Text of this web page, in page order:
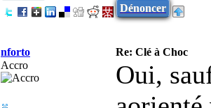
Dénoncer
nforto
Re: Clé à Choc
Accro
Oui,